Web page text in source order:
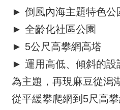
► 倒風內海主題特色公
► 全齡化社區公園
► 5公尺高攀網高塔
► 運用高低、傾斜的設
為主題，再現麻豆從潟
從平緩攀爬網到5尺高